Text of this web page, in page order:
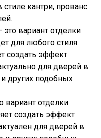
кантри, прованс
вариант отделки
для любого стиля
создать эффект
для дверей в
и других подобных
отделки
создать эффект
для дверей в